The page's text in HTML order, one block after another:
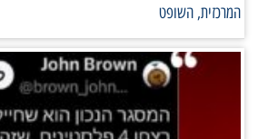
המרכזית, השופט